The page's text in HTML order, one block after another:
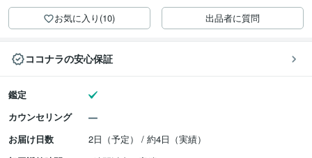
お気に入り(10) 出品者に質問
ココナラの安心保証
鑑定
カウンセリング
お届け日数
2日（予定） / 約4日（実績）